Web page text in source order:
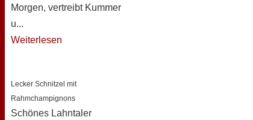
Morgen, vertreibt Kummer
u...
Weiterlesen
Lecker Schnitzel mit
Rahmchampignons
Schönes Lahntaler